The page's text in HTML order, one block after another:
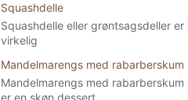
Squashdelle
Squashdelle eller grøntsagsdeller er
virkelig
Mandelmarengs med rabarberskum
Mandelmarengs med rabarberskum